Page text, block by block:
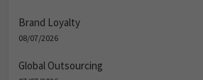
Brand Loyalty
08/07/2026
Global Outsourcing